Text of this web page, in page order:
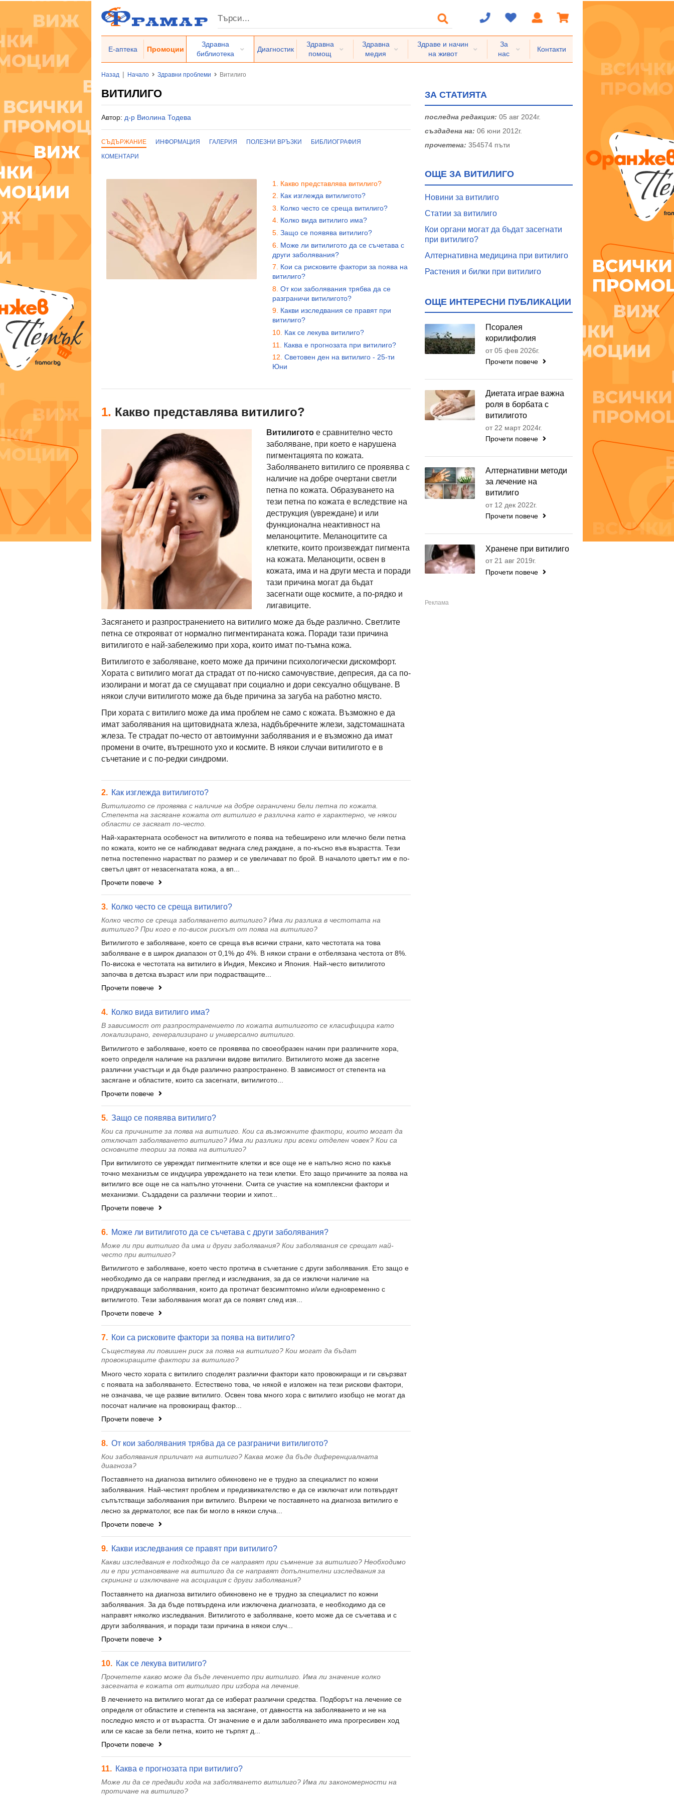
Е-аптека Промоции
Здравна
библиотека
Диагностик
Здравна
помощ
Здравна
медия
Здраве и начин
на живот
За
нас
Контакти
Назад | Начало Здравни проблеми Витилиго
ВИТИЛИГО
Автор: д-р Виолина Тодева
СЪДЪРЖАНИЕ ИНФОРМАЦИЯ ГАЛЕРИЯ ПОЛЕЗНИ ВРЪЗКИ БИБЛИОГРАФИЯ
КОМЕНТАРИ
Какво представлява витилиго?
Как изглежда витилигото?
Колко често се среща витилиго?
Колко вида витилиго има?
Защо се появява витилиго?
Може ли витилигото да се съчетава с
други заболявания?
Кои са рисковите фактори за поява на
витилиго?
От кои заболявания трябва да се
разграничи витилигото?
Какви изследвания се правят при
витилиго?
Как се лекува витилиго?
Каква е прогнозата при витилиго?
Световен ден на витилиго - 25-ти
Юни
1. Какво представлява витилиго?
Витилиготое сравнително често
заболяване, при което е нарушена
пигментацията по кожата.
Заболяването витилиго се проявява с
наличие на добре очертани светли
петна по кожата. Образуването на
тези петна по кожата е вследствие на
деструкция (увреждане) и или
функционална неактивност на
меланоцитите. Меланоцитите са
клетките, които произвеждат пигмента
на кожата. Меланоцити, освен в
кожата, има и на други места и поради
тази причина могат да бъдат
засегнати още космите, а по-рядко и
лигавиците.
Засягането и разпространението на витилиго може да бъде различно. Светлите
петна се открояват от нормално пигментираната кожа. Поради тази причина
витилигото е най-забележимо при хора, които имат по-тъмна кожа.
Витилигото е заболяване, което може да причини психологически дискомфорт.
Хората с витилиго могат да страдат от по-ниско самочувствие, депресия, да са по-
изолирани и могат да се смущават при социално и дори сексуално общуване. В
някои случи витилигото може да бъде причина за загуба на работно място.
При хората с витилиго може да има проблем не само с кожата. Възможно е да
имат заболявания на щитовидната жлеза, надбъбречните жлези, задстомашната
жлеза. Те страдат по-често от автоимунни заболявания и е възможно да имат
промени в очите, вътрешното ухо и космите. В някои случаи витилигото е в
съчетание и с по-редки синдроми.
2. Как изглежда витилигото?
Витилигото се проявява с наличие на добре ограничени бели петна по кожата.
Степента на засягане кожата от витилиго е различна като е характерно, че някои
области се засягат по-често.
Най-характерната особеност на витилигото е поява на тебеширено или млечно бели петна
по кожата, които не се наблюдават веднага след раждане, а по-късно във възрастта. Тези
петна постепенно нарастват по размер и се увеличават по брой. В началото цветът им е по-
светъл цвят от незасегнатата кожа, а вп...
Прочети повече
3. Колко често се среща витилиго?
Колко често се среща заболяването витилиго? Има ли разлика в честотата на
витилиго? При кого е по-висок рискът от поява на витилиго?
Витилигото е заболяване, което се среща във всички страни, като честотата на това
заболяване е в широк диапазон от 0,1% до 4%. В някои страни е отбелязана честота от 8%.
По-висока е честотата на витилиго в Индия, Мексико и Япония. Най-често витилигото
започва в детска възраст или при подрастващите...
Прочети повече
4. Колко вида витилиго има?
В зависимост от разпространението по кожата витилигото се класифицира като
локализирано, генерализирано и универсално витилиго.
Витилигото е заболяване, което се проявява по своеобразен начин при различните хора,
което определя наличие на различни видове витилиго. Витилигото може да засегне
различни участъци и да бъде различно разпространено. В зависимост от степента на
засягане и областите, които са засегнати, витилигото...
Прочети повече
5. Защо се появява витилиго?
Кои са причините за поява на витилиго. Кои са възможните фактори, които могат да
отключат заболяването витилиго? Има ли разлики при всеки отделен човек? Кои са
основните теории за поява на витилиго?
При витилигото се увреждат пигментните клетки и все още не е напълно ясно по какъв
точно механизъм се индуцира увреждането на тези клетки. Ето защо причините за поява на
витилиго все още не са напълно уточнени. Счита се участие на комплексни фактори и
механизми. Създадени са различни теории и хипот...
Прочети повече
6. Може ли витилигото да се съчетава с други заболявания?
Може ли при витилиго да има и други заболявания? Кои заболявания се срещат най-
често при витилиго?
Витилигото е заболяване, което често протича в съчетание с други заболявания. Ето защо е
необходимо да се направи преглед и изследвания, за да се изключи наличие на
придружаващи заболявания, които да протичат безсимптомно и/или едновременно с
витилигото. Тези заболявания могат да се появят след изя...
Прочети повече
7. Кои са рисковите фактори за поява на витилиго?
Съществува ли повишен риск за поява на витилиго? Кои могат да бъдат
провокиращите фактори за витилиго?
Много често хората с витилиго споделят различни фактори като провокиращи и ги свързват
с появата на заболяването. Естествено това, че някой е изложен на тези рискови фактори,
не означава, че ще развие витилиго. Освен това много хора с витилиго изобщо не могат да
посочат наличие на провокиращ фактор...
Прочети повече
8. От кои заболявания трябва да се разграничи витилигото?
Кои заболявания приличат на витилиго? Каква може да бъде диференциалната
диагноза?
Поставянето на диагноза витилиго обикновено не е трудно за специалист по кожни
заболявания. Най-честият проблем и предизвикателство е да се изключат или потвърдят
съпътстващи заболявания при витилиго. Въпреки че поставянето на диагноза витилиго е
лесно за дерматолог, все пак би могло в някои случа...
Прочети повече
9. Какви изследвания се правят при витилиго?
Какви изследвания е подходящо да се направят при съмнение за витилиго? Необходимо
ли е при установяване на витилиго да се направят допълнителни изследвания за
скрининг и изключване на асоциация с други заболявания?
Поставянето на диагноза витилиго обикновено не е трудно за специалист по кожни
заболявания. За да бъде потвърдена или изключена диагнозата, е необходимо да се
направят няколко изследвания. Витилигото е заболяване, което може да се съчетава и с
други заболявания, и поради тази причина в някои случ...
Прочети повече
10. Как се лекува витилиго?
Прочетете какво може да бъде лечението при витилиго. Има ли значение колко
засегната е кожата от витилиго при избора на лечение.
В лечението на витилиго могат да се изберат различни средства. Подборът на лечение се
определя от областите и степента на засягане, от давността на заболяването и не на
последно място и от възрастта. От значение е и дали заболяването има прогресивен ход
или се касае за бели петна, които не търпят д...
Прочети повече
11. Каква е прогнозата при витилиго?
Може ли да се предвиди хода на заболяването витилиго? Има ли закономерности на
протичане на витилиго?
ЗА СТАТИЯТА
последна редакция: 05 авг 2024г.
създадена на: 06 юни 2012г.
прочетена: 354574 пъти
ОЩЕ ЗА ВИТИЛИГО
Новини за витилиго
Статии за витилиго
Кои органи могат да бъдат засегнати
при витилиго?
Алтернативна медицина при витилиго
Растения и билки при витилиго
ОЩЕ ИНТЕРЕСНИ ПУБЛИКАЦИИ
Псоралея
корилифолия
от 05 фев 2026г.
Прочети повече
Диетата играе важна
роля в борбата с
витилигото
от 22 март 2024г.
Прочети повече
Алтернативни методи
за лечение на
витилиго
от 12 дек 2022г.
Прочети повече
Хранене при витилиго
от 21 авг 2019г.
Прочети повече